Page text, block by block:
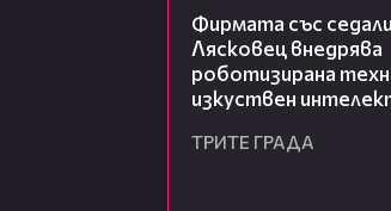
Фирмата със
Лясковец внедрява
роботизирана
изкуствен
ТРИТЕ ГРАДА